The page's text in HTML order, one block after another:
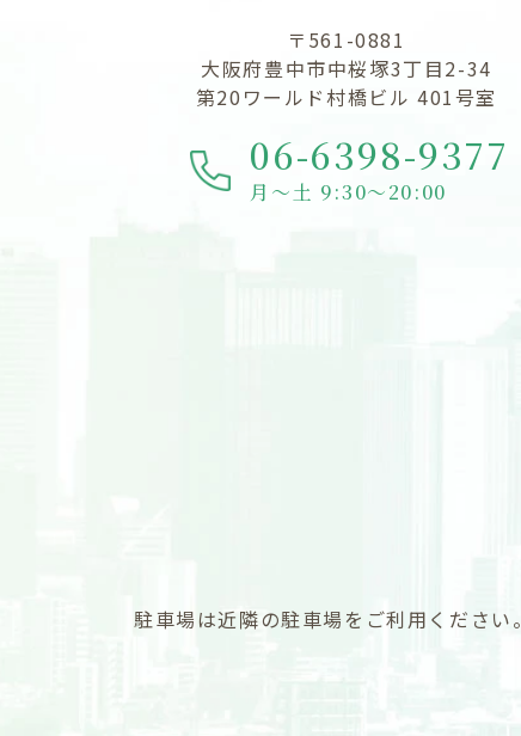
〒561-0881
大阪府豊中市中桜塚3丁目2-34
第20ワールド村橋ビル 401号室
06-6398-9377
月～土 9:30～20:00
駐車場は近隣の駐車場をご利用ください。